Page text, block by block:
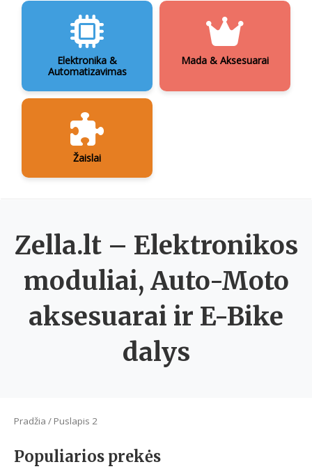
Elektronika &
Automatizavimas
Mada & Aksesuarai
Žaislai
Zella.lt – Elektronikos
moduliai, Auto-Moto
aksesuarai ir E-Bike
dalys
Pradžia / Puslapis 2
Populiarios prekės